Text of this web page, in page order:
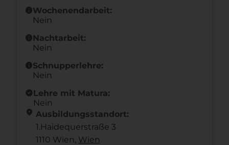
infoWochenendarbeit:
Nein
infoNachtarbeit:
Nein
infoSchnupperlehre:
Nein
new_releasesLehre mit Matura:
Nein
location_on Ausbildungsstandort:
1.Haidequerstraße 3
1110 Wien, Wien